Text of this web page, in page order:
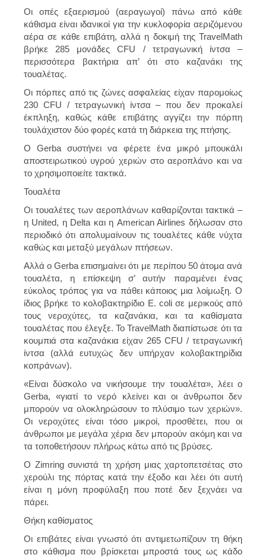
Οι οπές εξαερισμού (αεραγωγοί) πάνω από κάθε
κάθισμα είναι ιδανικοί για την κυκλοφορία αεριζόμενου
αέρα σε κάθε επιβάτη, αλλά η δοκιμή της TravelMath
βρήκε 285 μονάδες CFU / τετραγωνική ίντσα –
περισσότερα βακτήρια απ’ ότι στο καζανάκι της
τουαλέτας.
Οι πόρπες από τις ζώνες ασφαλείας είχαν παρομοίως
230 CFU / τετραγωνική ίντσα – που δεν προκαλεί
έκπληξη, καθώς κάθε επιβάτης αγγίζει την πόρπη
τουλάχιστον δύο φορές κατά τη διάρκεια της πτήσης.
Ο Gerba συστήνει να φέρετε ένα μικρό μπουκάλι
αποστειρωτικού υγρού χεριών στο αεροπλάνο και να
το χρησιμοποιείτε τακτικά.
Τουαλέτα
Οι τουαλέτες των αεροπλάνων καθαρίζονται τακτικά –
η United, η Delta και η American Airlines δήλωσαν στο
περιοδικό ότι απολυμαίνουν τις τουαλέτες κάθε νύχτα
καθώς και μεταξύ μεγάλων πτήσεων.
Αλλά ο Gerba επισημαίνει ότι με περίπου 50 άτομα ανά
τουαλέτα, η επίσκεψη σ’ αυτήν παραμένει ένας
εύκολος τρόπος για να πάθει κάποιος μια λοίμωξη. Ο
ίδιος βρήκε το κολοβακτηρίδιο E. coli σε μερικούς από
τους νεροχύτες, τα καζανάκια, και τα καθίσματα
τουαλέτας που έλεγξε. Το TravelMath διαπίστωσε ότι τα
κουμπιά στα καζανάκια είχαν 265 CFU / τετραγωνική
ίντσα (αλλά ευτυχώς δεν υπήρχαν κολοβακτηρίδια
κοπράνων).
«Είναι δύσκολο να νικήσουμε την τουαλέτα», λέει ο
Gerba, «γιατί το νερό κλείνει και οι άνθρωποι δεν
μπορούν να ολοκληρώσουν το πλύσιμο των χεριών».
Οι νεροχύτες είναι τόσο μικροί, προσθέτει, που οι
άνθρωποι με μεγάλα χέρια δεν μπορούν ακόμη και να
τα τοποθετήσουν πλήρως κάτω από τις βρύσες.
Ο Zimring συνιστά τη χρήση μιας χαρτοπετσέτας στο
χερούλι της πόρτας κατά την έξοδο και λέει ότι αυτή
είναι η μόνη προφύλαξη που ποτέ δεν ξεχνάει να
πάρει.
Θήκη καθίσματος
Οι επιβάτες είναι γνωστό ότι αντιμετωπίζουν τη θήκη
στο κάθισμα που βρίσκεται μπροστά τους ως κάδο